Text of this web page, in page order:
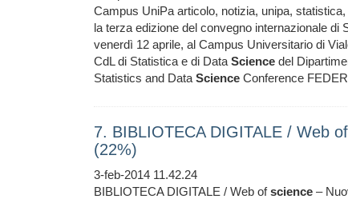
Campus UniPa articolo, notizia, unipa, statistica,
la terza edizione del convegno internazionale di
venerdì 12 aprile, al Campus Universitario di
CdL di Statistica e di Data Science del
Statistics and Data Science Conference
7. BIBLIOTECA DIGITALE / Web
(22%)
3-feb-2014 11.42.24
BIBLIOTECA DIGITALE / Web ofscience –